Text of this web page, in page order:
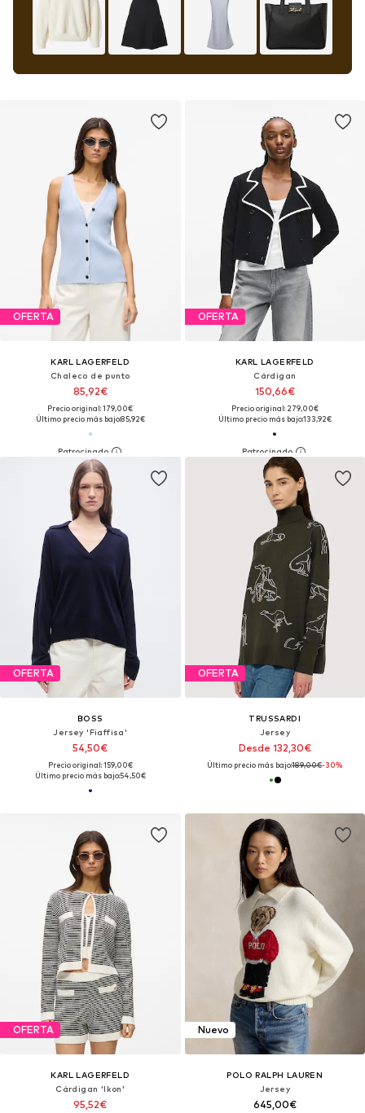
OFERTA
KARL LAGERFELD
Chaleco de punto
85,92€
Precio original: 179,00€
Último precio más bajo:85,92€
OFERTA
KARL LAGERFELD
Cárdigan
150,66€
Precio original: 279,00€
Último precio más bajo:133,92€
OFERTA
BOSS
Jersey 'Fiaffisa'
54,50€
Precio original: 159,00€
Último precio más bajo:54,50€
OFERTA
TRUSSARDI
Jersey
Desde 132,30€
Último precio más bajo:189,00€-30%
OFERTA
KARL LAGERFELD
Cárdigan 'Ikon'
95,52€
Nuevo
POLO RALPH LAUREN
Jersey
645,00€